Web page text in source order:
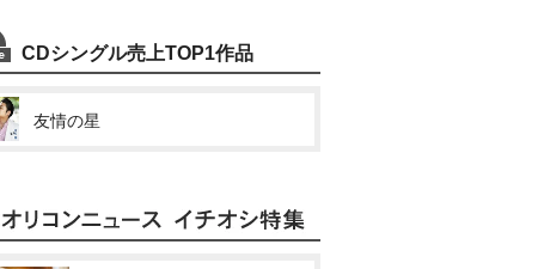
CDシングル売上TOP1作品
友情の星